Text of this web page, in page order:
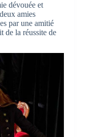
dévouée et
amies
par une amitié
de la réussite de